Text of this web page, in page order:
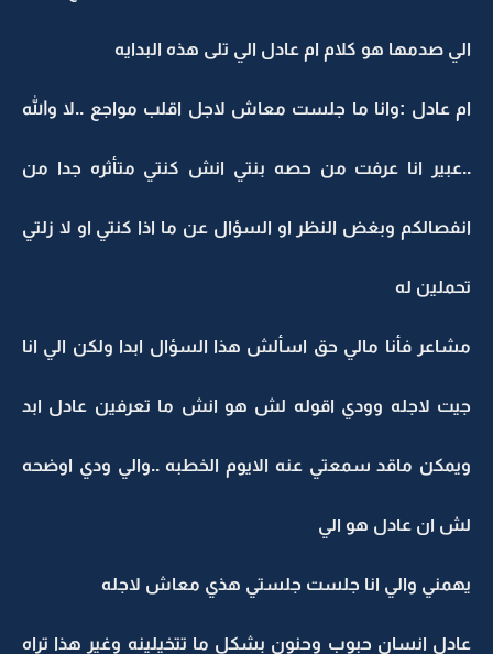
الي صدمها هو كلام ام عادل الي تلى هذه البدايه
ام عادل :وانا ما جلست معاش لاجل اقلب مواجع ..لا والله
..عبير انا عرفت من حصه بنتي انش كنتي متأثره جدا من
انفصالكم وبغض النظر او السؤال عن ما اذا كنتي او لا زلتي
تحملين له
مشاعر فأنا مالي حق اسألش هذا السؤال ابدا ولكن الي انا
جيت لاجله وودي اقوله لش هو انش ما تعرفين عادل ابد
ويمكن ماقد سمعتي عنه الايوم الخطبه ..والي ودي اوضحه
لش ان عادل هو الي
يهمني والي انا جلست جلستي هذي معاش لاجله
عادل انسان حبوب وحنون بشكل ما تتخيلينه وغير هذا تراه